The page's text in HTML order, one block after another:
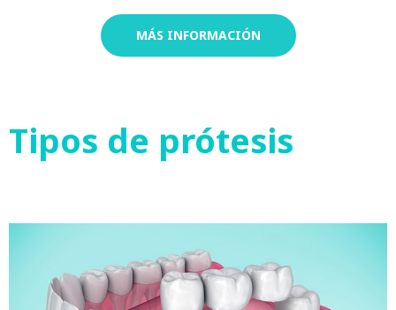
MÁS INFORMACIÓN
Tipos de prótesis